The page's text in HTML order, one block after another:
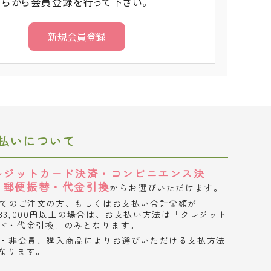
いについて
ジットカード決済・コンビニエンス決
便振替・代金引換からお選びいただけます。
のご注文の方、もしくはお支払い合計金額が
円以上の場合は、お支払い方法は「クレジット
・代金引換」のみとなります。
非会員、購入商品によりお選びいただける支払方法
ります。